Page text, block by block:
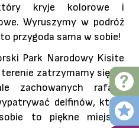
kryje kolorowe i
Wyruszymy w podróż
przygoda sama w sobie!
Park Narodowy Kisite
zatrzymamy się na
zachowanych rafach
delfinów, które
to piękne miejsce.